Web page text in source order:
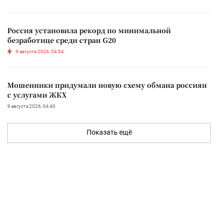
Россия установила рекорд по минимальной
безработице среди стран G20
9 августа 2026, 04:54
Мошенники придумали новую схему обмана россиян
с услугами ЖКХ
9 августа 2026, 04:40
Показать ещё